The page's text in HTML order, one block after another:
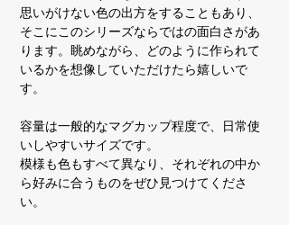
思いがけない色の出方をすることもあり、
そこにこのシリーズならではの面白さがあ
ります。眺めながら、どのように作られて
いるかを想像していただけたら嬉しいで
す。
容量は一般的なマグカップ程度で、日常使
いしやすいサイズです。
模様も色もすべて異なり、それぞれの中か
ら好みに合うものをぜひ見つけてくださ
い。